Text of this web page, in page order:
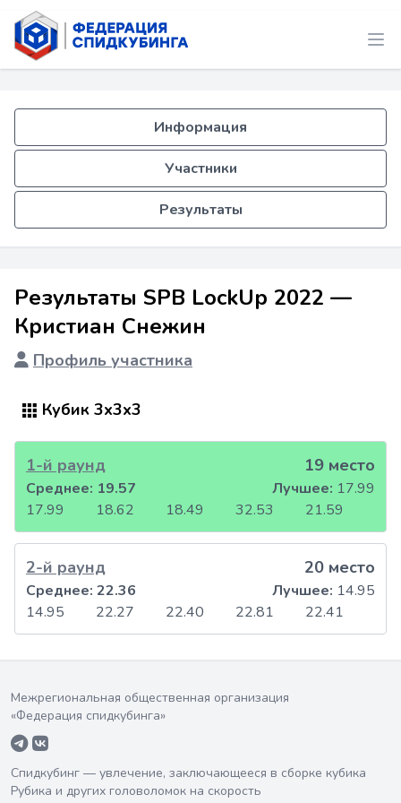
Информация
Участники
Результаты
Результаты SPB LockUp 2022 —
Кристиан Снежин
Профиль участника
Кубик 3x3x3
1-й раунд 19 место
17.99 18.62 18.49 32.53 21.59
Среднее: 19.57 Лучшее: 17.99
2-й раунд 20 место
14.95 22.27 22.40 22.81 22.41
Среднее: 22.36 Лучшее: 14.95
Межрегиональная общественная организация
«Федерация спидкубинга»
Спидкубинг — увлечение, заключающееся в сборке кубика
Рубика и других головоломок на скорость